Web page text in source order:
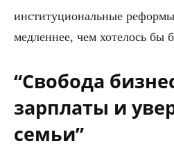
институциональные реформы
медленнее, чем хотелось бы
“Свобода
зарплаты и
семьи”